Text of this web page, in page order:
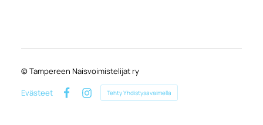
©Tampereen Naisvoimistelijat ry
Evästeet
FacebookInstagram
Tehty Yhdistysavaimella